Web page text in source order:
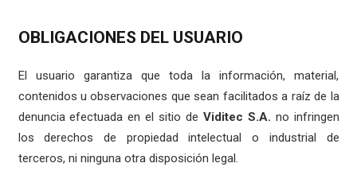
OBLIGACIONES DEL USUARIO
El usuario garantiza que toda la información, material,
contenidos u observaciones que sean facilitados a raíz de la
denuncia efectuada en el sitio de Viditec S.A. no infringen
los derechos de propiedad intelectual o industrial de
terceros, ni ninguna otra disposición legal.